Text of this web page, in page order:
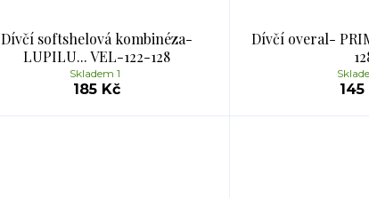
Dívčí softshelová kombinéza-
LUPILU... VEL-122-128
185 Kč
Skladem 1
Dívčí overal-
145